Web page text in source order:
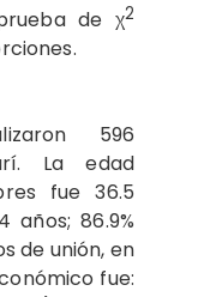
de χ2
596
La edad
fue 36.5
años; 86.9%
de unión, en
fue: